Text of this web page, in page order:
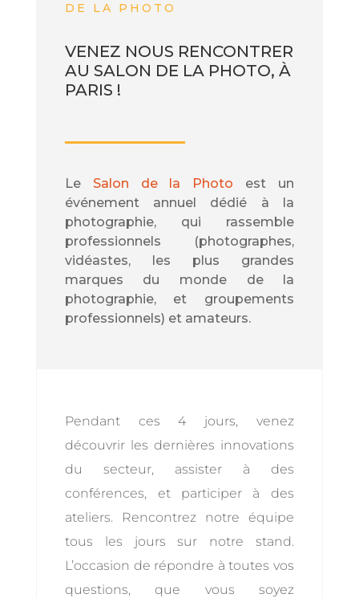
DE LA PHOTO
VENEZ NOUS RENCONTRER
AU SALON DE LA PHOTO, À
PARIS !
Le Salon de la Photo est un
événement annuel dédié à la
photographie, qui rassemble
professionnels (photographes,
vidéastes, les plus grandes
marques du monde de la
photographie, et groupements
professionnels) et amateurs.
Pendant ces 4 jours, venez
découvrir les dernières innovations
du secteur, assister à des
conférences, et participer à des
ateliers. Rencontrez notre équipe
tous les jours sur notre stand.
L’occasion de répondre à toutes vos
questions, que vous soyez